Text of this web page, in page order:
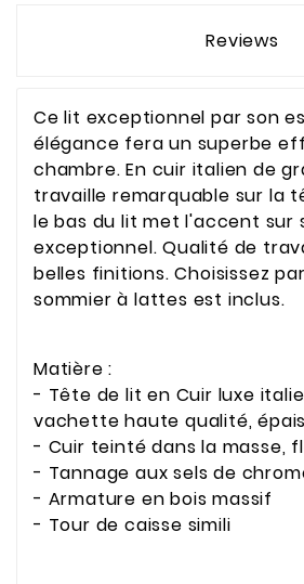
Reviews
Ce lit exceptionnel par son
élégance fera un superbe
chambre. En cuir italien de
travaille remarquable sur la
le bas du lit met l'accent sur
exceptionnel. Qualité de
belles finitions. Choisissez
sommier à lattes est inclus.
Matière :
- Tête de lit en Cuir luxe
vachette haute qualité,
- Cuir teinté dans la masse,
- Tannage aux sels de
- Armature en bois massif
- Tour de caisse simili